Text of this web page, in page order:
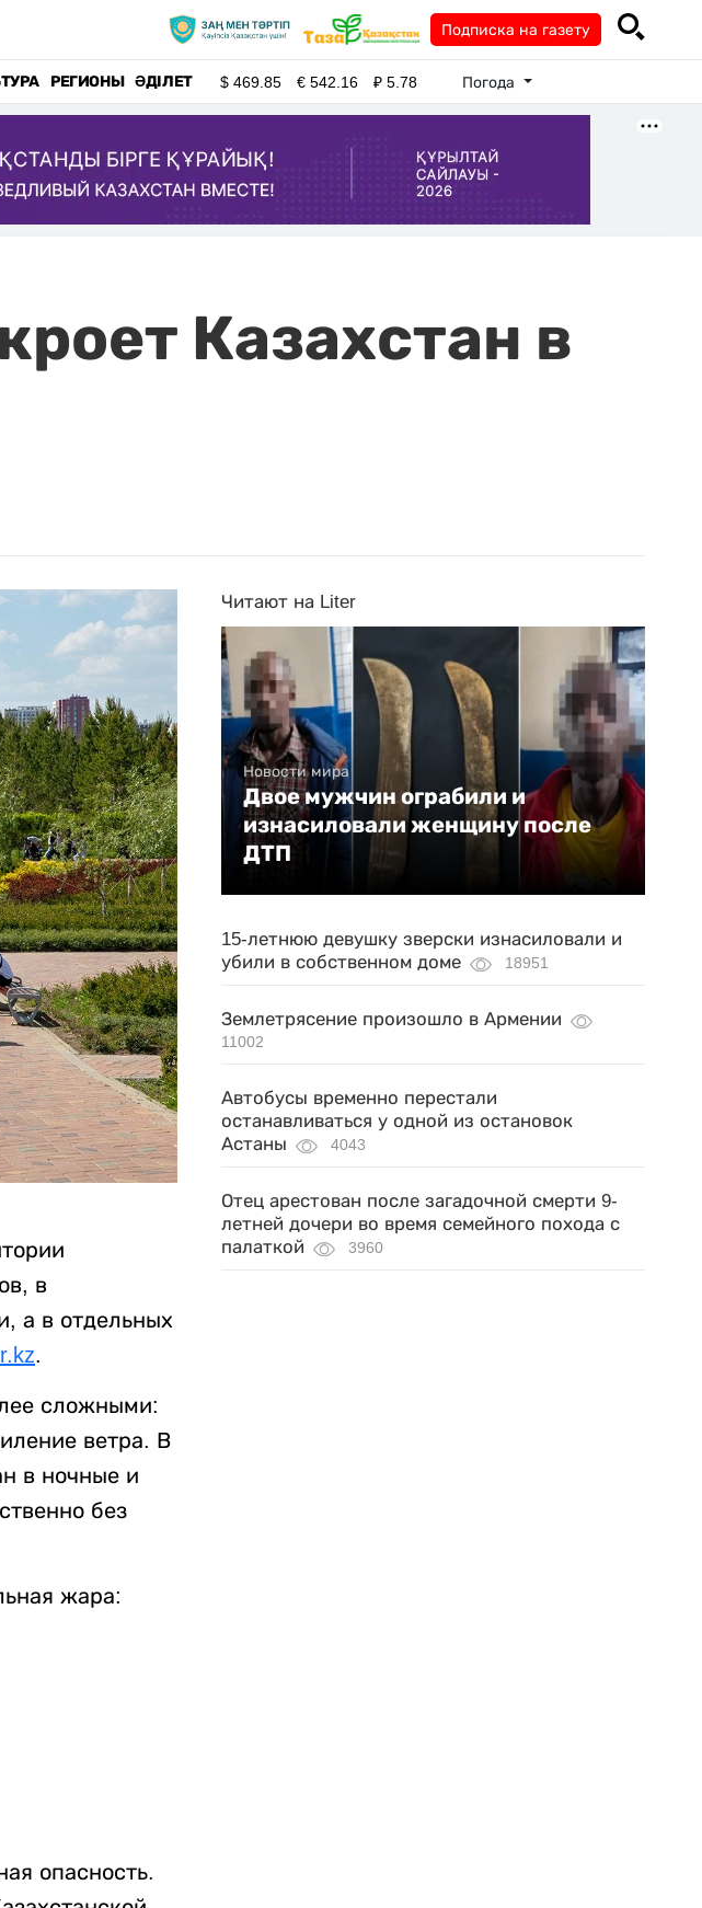
Подписка на газету
РЕГИОНЫ ӘДІЛЕТ $469.85 €542.16 ₽5.78 Погода
Казахстан в
в
а в отдельных
.
сложными:
ветра. В
в ночные и
без
жара:
опасность.
Читают на Liter
Новости мира
Двое мужчин ограбили и
изнасиловали женщину после
ДТП
15-летнюю девушку зверски изнасиловали и
убили в собственном доме
18951
Землетрясение произошло в Армении
11002
Автобусы временно перестали
останавливаться у одной из остановок
Астаны
4043
Отец арестован после загадочной смерти 9-
летней дочери во время семейного похода с
палаткой
3960